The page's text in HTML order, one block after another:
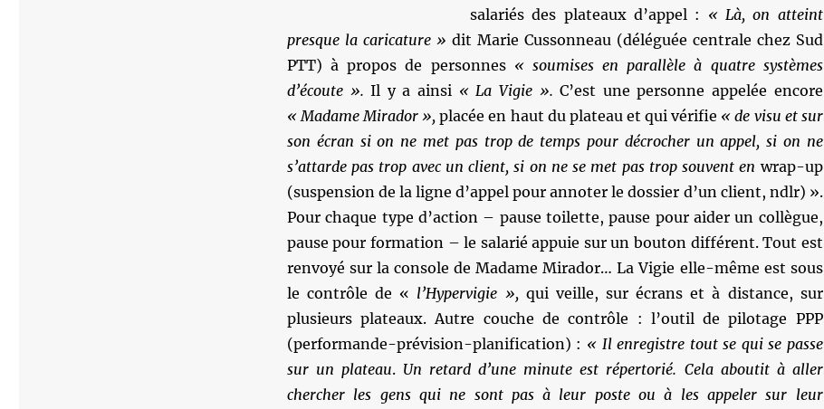
salariés des plateaux d’appel : « Là, on atteint
presque la caricature » dit Marie Cussonneau (déléguée centrale chez Sud
PTT) à propos de personnes « soumises en parallèle à quatre systèmes
d’écoute ».Il y a ainsi « La Vigie ». C’est une personne appelée encore
« Madame Mirador », placée en haut du plateau et qui vérifie « de visu et sur
son écran si on ne met pas trop de temps pour décrocher un appel, si on ne
s’attarde pas trop avec un client, si on ne se met pas trop souvent enwrap-up
(suspension de la ligne d’appel pour annoter le dossier d’un client, ndlr) ».
Pour chaque type d’action – pause toilette, pause pour aider un collègue,
pause pour formation – le salarié appuie sur un bouton différent. Tout est
renvoyé sur la console de Madame Mirador… La Vigie elle-même est sous
le contrôle de « l’Hypervigie »,qui veille, sur écrans et à distance, sur
plusieurs plateaux. Autre couche de contrôle : l’outil de pilotage PPP
(performande-prévision-planification) : « Il enregistre tout se qui se passe
sur un plateau. Un retard d’une minute est répertorié. Cela aboutit à aller
chercher les gens qui ne sont pas à leur poste ou à les appeler sur leur